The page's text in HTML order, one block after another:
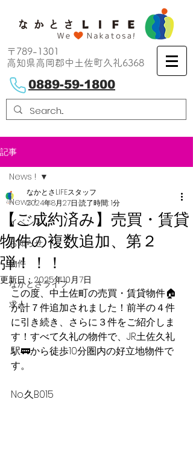
〒789-1301
高知県高岡郡中土佐町久礼6368
0889-59-1800
記事
News !
イベント
お知らせ
物件
なかとさライフ
求人
News !
【ご成約済み】売買・賃貸
物件の複数追加、第２
弾！！！
なかとさLIFEスタッフ
2024年8月27日 読了時間: 1分
更新日：2025年10月7日
この度、中土佐町の売買・賃貸物件🏠
が計７件追加されました！前半の４件
に引き続き、さらに３件をご紹介しま
す！すべて久礼の物件で、JR土佐久礼
駅🚃から徒歩10分圏内の好立地物件で
す。
No.久B015